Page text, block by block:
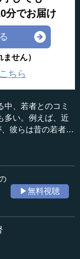
分でお届け
せん）
ちら
、若者とのコミ
多い。例えば、近
彼らは昔の若者た
、どうありたいと
世代からの相談や
も合わせて解説す
ツTV編集長）
▶無料視聴